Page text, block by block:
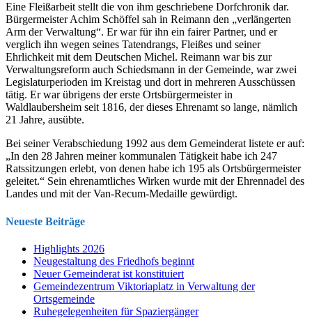
Eine Fleißarbeit stellt die von ihm geschriebene Dorfchronik dar.
Bürgermeister Achim Schöffel sah in Reimann den „verlängerten
Arm der Verwaltung“. Er war für ihn ein fairer Partner, und er
verglich ihn wegen seines Tatendrangs, Fleißes und seiner
Ehrlichkeit mit dem Deutschen Michel. Reimann war bis zur
Verwaltungsreform auch Schiedsmann in der Gemeinde, war zwei
Legislaturperioden im Kreistag und dort in mehreren Ausschüssen
tätig. Er war übrigens der erste Ortsbürgermeister in
Waldlaubersheim seit 1816, der dieses Ehrenamt so lange, nämlich
21 Jahre, ausübte.
Bei seiner Verabschiedung 1992 aus dem Gemeinderat listete er auf:
„In den 28 Jahren meiner kommunalen Tätigkeit habe ich 247
Ratssitzungen erlebt, von denen habe ich 195 als Ortsbürgermeister
geleitet.“ Sein ehrenamtliches Wirken wurde mit der Ehrennadel des
Landes und mit der Van-Recum-Medaille gewürdigt.
Neueste Beiträge
Highlights 2026
Neugestaltung des Friedhofs beginnt
Neuer Gemeinderat ist konstituiert
Gemeindezentrum Viktoriaplatz in Verwaltung der
Ortsgemeinde
Ruhegelegenheiten für Spaziergänger